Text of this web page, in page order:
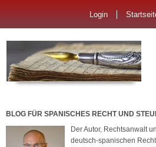
Login
BLOG FÜR SPANISCHES RECHT UND
Der Autor, Rechtsanwalt
deutsch-spanischen